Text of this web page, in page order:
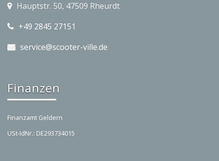
Hauptstr. 50, 47509 Rheurdt
+49 2845 27151
service@scooter-ville.de
Finanzen
Finanzamt Geldern
USt-IdNr.: DE293734015